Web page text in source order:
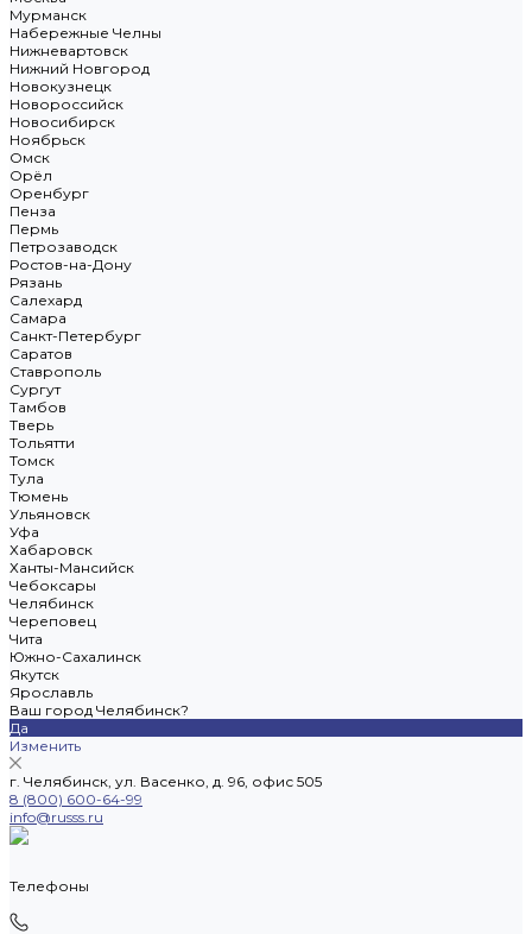
Мурманск
Набережные Челны
Нижневартовск
Нижний Новгород
Новокузнецк
Новороссийск
Новосибирск
Ноябрьск
Омск
Орёл
Оренбург
Пенза
Пермь
Петрозаводск
Ростов-на-Дону
Рязань
Салехард
Самара
Санкт-Петербург
Саратов
Ставрополь
Сургут
Тамбов
Тверь
Тольятти
Томск
Тула
Тюмень
Ульяновск
Уфа
Хабаровск
Ханты-Мансийск
Чебоксары
Челябинск
Череповец
Чита
Южно-Сахалинск
Якутск
Ярославль
Ваш город Челябинск?
Да
Изменить
г. Челябинск, ул. Васенко, д. 96, офис 505
8 (800) 600-64-99
info@russs.ru
Телефоны